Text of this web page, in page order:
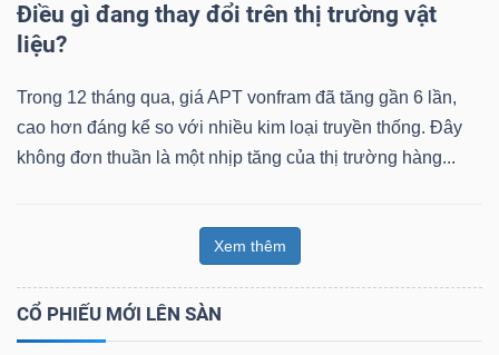
Điều gì đang thay đổi trên thị trường vật
liệu?
Trong 12 tháng qua, giá APT vonfram đã tăng gần 6 lần,
cao hơn đáng kể so với nhiều kim loại truyền thống. Đây
không đơn thuần là một nhịp tăng của thị trường hàng...
Xem thêm
CỔ PHIẾU MỚI LÊN SÀN
tài
chính